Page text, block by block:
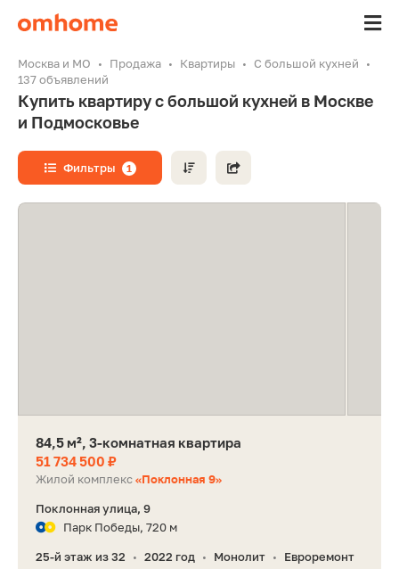
Москва и МО Продажа Квартиры
С большой кухней
137 объявлений
Купить квартиру с большой кухней в Москве
и Подмосковье
Фильтры 1
84,5 м², 3-комнатная квартира
51 734 500 ₽
Жилой комплекс«Поклонная 9»
Поклонная улица, 9
Парк Победы, 720 м
25-й этаж из 32 • 2022 год • Монолит •
Евроремонт